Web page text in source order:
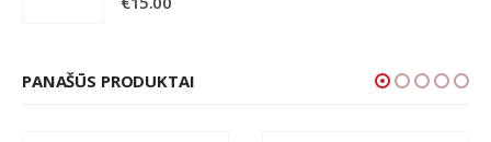
€15.00
PANAŠŪS PRODUKTAI